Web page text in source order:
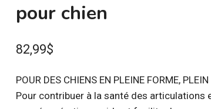
pour chien
82,99$
POUR DES CHIENS EN PLEINE FORME,
Pour contribuer à la santé des articulations